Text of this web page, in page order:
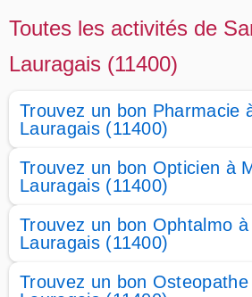
Toutes les activités de
Lauragais (11400)
Trouvez un bon Pharmacie
Lauragais (11400)
Trouvez un bon Opticien à
Lauragais (11400)
Trouvez un bon Ophtalmo à
Lauragais (11400)
Trouvez un bon Osteopathe